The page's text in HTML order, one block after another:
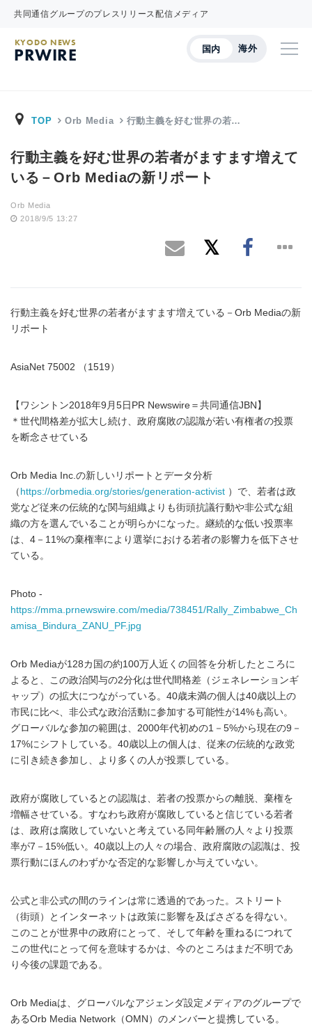
共同通信グループのプレスリリース配信メディア
国内 海外
KYODO NEWS
PRWIRE
TOP Orb Media 行動主義を好む世界の若…
行動主義を好む世界の若者がますます増えて
いる－Orb Mediaの新リポート
Orb Media
2018/9/5 13:27
行動主義を好む世界の若者がますます増えている－Orb Mediaの新
リポート
AsiaNet 75002 （1519）
【ワシントン2018年9月5日PR Newswire＝共同通信JBN】
＊世代間格差が拡大し続け、政府腐敗の認識が若い有権者の投票
を断念させている
Orb Media Inc.の新しいリポートとデータ分析
（ https://orbmedia.org/stories/generation-activist ）で、若者は政
党など従来の伝統的な関与組織よりも街頭抗議行動や非公式な組
織の方を選んでいることが明らかになった。継続的な低い投票率
は、4－11%の棄権率により選挙における若者の影響力を低下させ
ている。
Photo -
https://mma.prnewswire.com/media/738451/Rally_Zimbabwe_Ch
amisa_Bindura_ZANU_PF.jpg
Orb Mediaが128カ国の約100万人近くの回答を分析したところに
よると、この政治関与の2分化は世代間格差（ジェネレーションギ
ャップ）の拡大につながっている。40歳未満の個人は40歳以上の
市民に比べ、非公式な政治活動に参加する可能性が14%も高い。
グローバルな参加の範囲は、2000年代初めの1－5%から現在の9－
17%にシフトしている。40歳以上の個人は、従来の伝統的な政党
に引き続き参加し、より多くの人が投票している。
政府が腐敗しているとの認識は、若者の投票からの離脱、棄権を
増幅させている。すなわち政府が腐敗していると信じている若者
は、政府は腐敗していないと考えている同年齢層の人々より投票
率が7－15%低い。40歳以上の人々の場合、政府腐敗の認識は、投
票行動にほんのわずかな否定的な影響しか与えていない。
公式と非公式の間のラインは常に透過的であった。ストリート
（街頭）とインターネットは政策に影響を及ばさざるを得ない。
このことが世界中の政府にとって、そして年齢を重ねるにつれて
この世代にとって何を意味するかは、今のところはまだ不明であ
り今後の課題である。
Orb Mediaは、グローバルなアジェンダ設定メディアのグループで
あるOrb Media Network（OMN）のメンバーと提携している。